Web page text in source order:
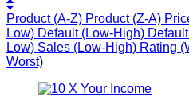
Product (A-Z) Product (Z-A)
Low) Default (Low-High)
Low) Sales (Low-High) Rating
Worst)